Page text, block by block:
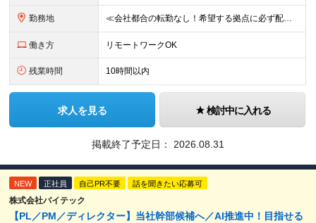
勤務地 ≪会社都合の転勤なし！希望する拠点に必ず配属します。新潟Uターン・Iターン大歓迎！≫ 首都圏(東京、神奈川、千葉、埼玉)または新潟市、長岡市周辺のお客様先または各拠点での勤務となります。 ■東京支社
働き方 リモートワークOK
残業時間 10時間以内
求人を見る 検討中に入れる
掲載終了予定日： 2026.08.31
NEW 正社員 自己PR不要 話を聞きたい応募可
株式会社バイテック
【PL／PM／ディレクター】当社幹部候補へ／AI推進中！目指せる